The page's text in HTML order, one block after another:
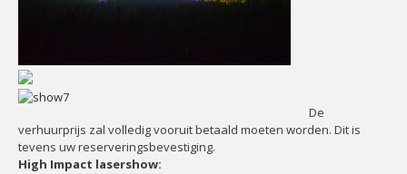
De
verhuurprijs zal volledig vooruit betaald moeten worden. Dit is
tevens uw reserveringsbevestiging.
High Impact lasershow: